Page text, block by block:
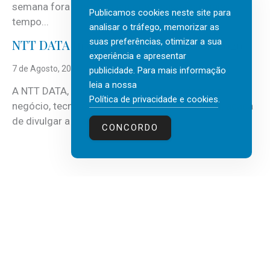
semana fora e os dias em que a casa fica mais
tempo...
NTT DATA Insurtech Global Outlook 2026
7 de Agosto, 2026
A NTT DATA, consultora global em serviços de
negócio, tecnologia e inteligência artificial (IA), acaba
de divulgar a mais recente...
Publicamos cookies neste site para
analisar o tráfego, memorizar as
suas preferências, otimizar a sua
experiência e apresentar
publicidade. Para mais informação
leia a nossa
Política de privacidade e cookies.
CONCORDO